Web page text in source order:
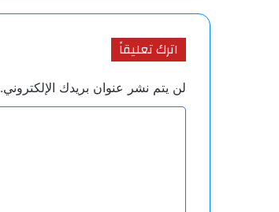
اترك تعليقاً
لن يتم نشر عنوان بريدك الإلكتروني.